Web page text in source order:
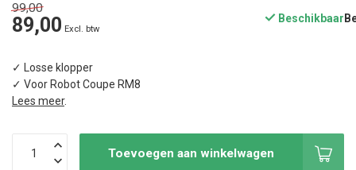
99,00
89,00 Excl. btw
Beschikbaar
✓ Losse klopper
✓ Voor Robot Coupe RM8
Lees meer.
Toevoegen aan winkelwagen